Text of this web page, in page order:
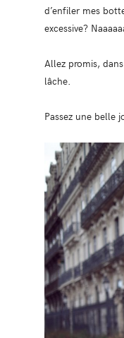
d’enfiler mes
excessive?
Allez promis,
lâche.
Passez une belle